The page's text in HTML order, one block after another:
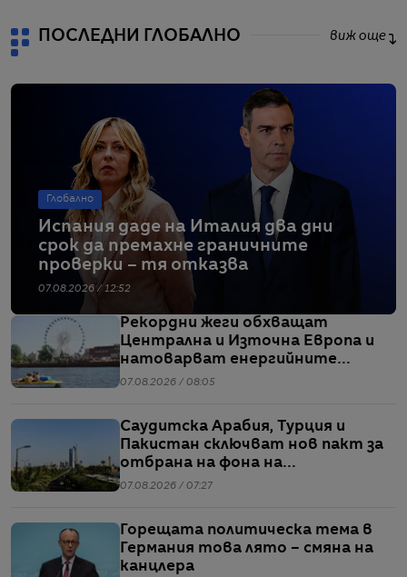
ПОСЛЕДНИ ГЛОБАЛНО виж още
Глобално
Испания даде на Италия два дни
срок да премахне граничните
проверки – тя отказва
07.08.2026 / 12:52
Рекордни жеги обхващат
Централна и Източна Европа и
натоварват енергийните
системи
07.08.2026 / 08:05
Саудитска Арабия, Турция и
Пакистан сключват нов пакт за
отбрана на фона на
напрежението между САЩ и Иран
07.08.2026 / 07:27
Горещата политическа тема в
Германия това лято – смяна на
канцлера